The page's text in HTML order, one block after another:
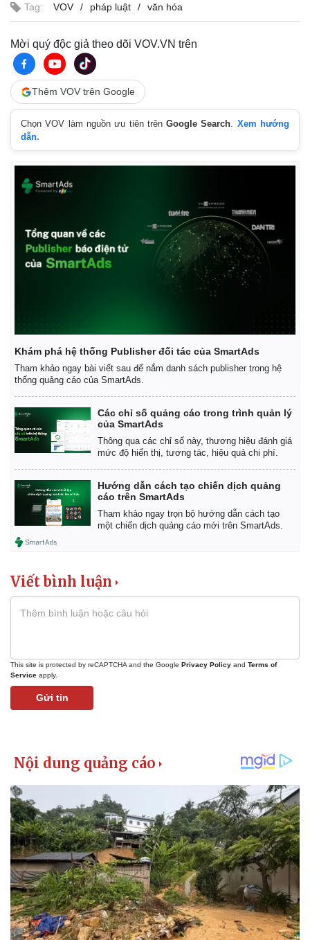
Thể thao
Bóng đá
Lịch thi đấu bóng đá
Thế giới thể thao
eSports
Hậu trường
Ô tô - Xe máy
Ô tô
Tag: VOV pháp luật văn hóa
Mời quý độc giả theo dõi VOV.VN trên
Thêm VOV trên Google
Chọn VOV làm nguồn ưu tiên trênGoogle Search. Xem hướng
dẫn.
Khám phá hệ thống Publisher đối tác của SmartAds
Tham khảo ngay bài viết sau để nắm danh sách publisher trong hệ
thống quảng cáo của SmartAds.
Các chỉ số quảng cáo trong trình quản lý
của SmartAds
Thông qua các chỉ số này, thương hiệu đánh giá
mức độ hiển thị, tương tác, hiệu quả chi phí.
Hướng dẫn cách tạo chiến dịch quảng
cáo trên SmartAds
Tham khảo ngay trọn bộ hướng dẫn cách tạo
một chiến dịch quảng cáo mới trên SmartAds.
Viết bình luận
This site is protected by reCAPTCHA and the Google Privacy Policy and Terms of
Service apply.
Gửi tin